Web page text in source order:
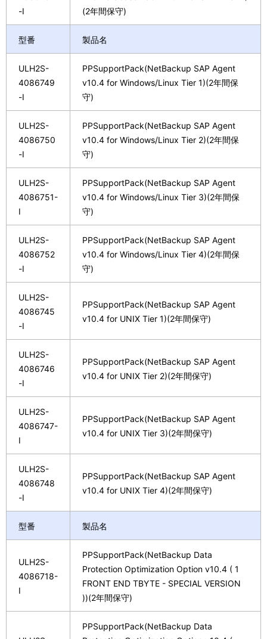
-I
(2年間保守)
型番 製品名
ULH2S-
4086749
-I
PPSupportPack(NetBackup SAP Agent
v10.4 for Windows/Linux Tier 1)(2年間保
守)
ULH2S-
4086750
-I
PPSupportPack(NetBackup SAP Agent
v10.4 for Windows/Linux Tier 2)(2年間保
守)
ULH2S-
4086751-
I
PPSupportPack(NetBackup SAP Agent
v10.4 for Windows/Linux Tier 3)(2年間保
守)
ULH2S-
4086752
-I
PPSupportPack(NetBackup SAP Agent
v10.4 for Windows/Linux Tier 4)(2年間保
守)
ULH2S-
4086745
-I
PPSupportPack(NetBackup SAP Agent
v10.4 for UNIX Tier 1)(2年間保守)
ULH2S-
4086746
-I
PPSupportPack(NetBackup SAP Agent
v10.4 for UNIX Tier 2)(2年間保守)
ULH2S-
4086747-
I
PPSupportPack(NetBackup SAP Agent
v10.4 for UNIX Tier 3)(2年間保守)
ULH2S-
4086748
-I
PPSupportPack(NetBackup SAP Agent
v10.4 for UNIX Tier 4)(2年間保守)
型番 製品名
ULH2S-
4086718-
I
PPSupportPack(NetBackup Data
Protection Optimization Option v10.4 ( 1
FRONT END TBYTE - SPECIAL VERSION
))(2年間保守)
PPSupportPack(NetBackup Data